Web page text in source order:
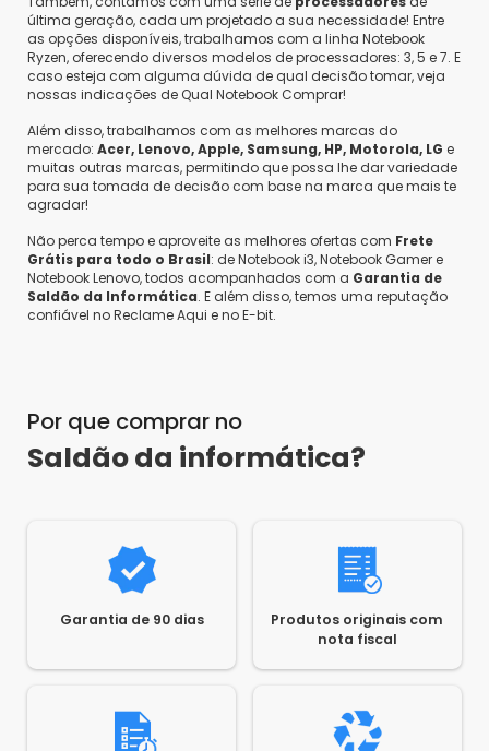
última geração, cada um projetado a sua necessidade! Entre
as opções disponíveis, trabalhamos com a linha Notebook
Ryzen, oferecendo diversos modelos de processadores: 3, 5 e 7. E
caso esteja com alguma dúvida de qual decisão tomar, veja
nossas indicações de Qual Notebook Comprar!
Além disso, trabalhamos com as melhores marcas do
mercado: Acer, Lenovo, Apple, Samsung, HP, Motorola, LG e
muitas outras marcas, permitindo que possa lhe dar variedade
para sua tomada de decisão com base na marca que mais te
agradar!
Não perca tempo e aproveite as melhores ofertas com Frete
Grátis para todo o Brasil: de Notebook i3, Notebook Gamer e
Notebook Lenovo, todos acompanhados com a Garantia de
Saldão da Informática. E além disso, temos uma reputação
confiável no Reclame Aqui e no E-bit.
Por que comprar no
Saldão da informática?
Garantia de 90 dias
Produtos originais com
nota fiscal